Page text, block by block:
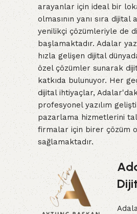
arayanlar için ideal bir
olmasının yanı sıra dijital
yenilikçi çözümleriyle de
başlamaktadır. Adalar
hızla gelişen dijital
özel çözümler sunarak
katkıda bulunuyor. Her
dijital ihtiyaçlar,
profesyonel yazılım
pazarlama hizmetlerini
firmalar için birer çözüm
sağlamaktadır.